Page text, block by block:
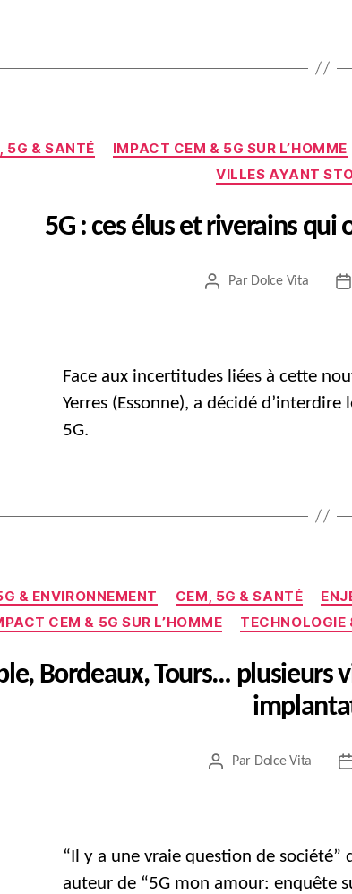
5G & SANTÉ IMPACT CEM & 5G SUR L’HOMME
VILLES AYANT
5G : ces élus et riverains
Auteur
Par Dolce Vita
Face aux incertitudes liées à cette
Yerres (Essonne), a décidé
5G.
& ENVIRONNEMENT CEM, 5G & SANTÉ
CEM & 5G SUR L’HOMME
TECHNOLOGIE
Bordeaux, Tours… plusieurs
Auteur
Par Dolce Vita
“Il y a une vraie question de
auteur de “5G mon amour: enquête